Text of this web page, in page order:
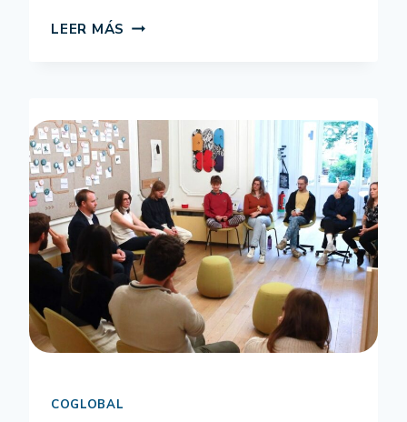
LEER MÁS LAS
MUJERES
EN
LA
CONSTRUCCIÓN
DEMOCRÁTICA
COGLOBAL